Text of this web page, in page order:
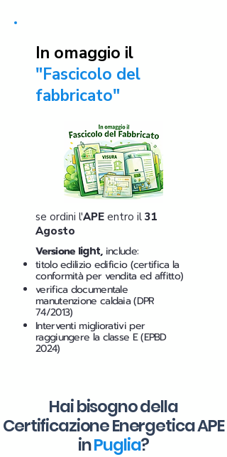
In omaggio il
"Fascicolo del
fabbricato"
se ordini l'APE entro il 31
Agosto
Versione light,include:
titolo edilizio edificio (certifica la
conformità per vendita ed affitto)
verifica documentale
manutenzione caldaia (DPR
74/2013)
Interventi migliorativi per
raggiungere la classe E (EPBD
2024)
Hai bisogno della
Certificazione Energetica APE
inPuglia?